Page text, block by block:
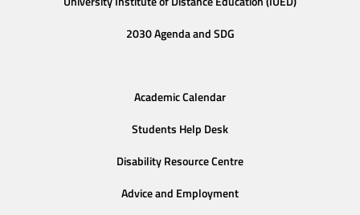
2030 Agenda and SDG
Academic Calendar
Students Help Desk
Disability Resource Centre
Advice and Employment